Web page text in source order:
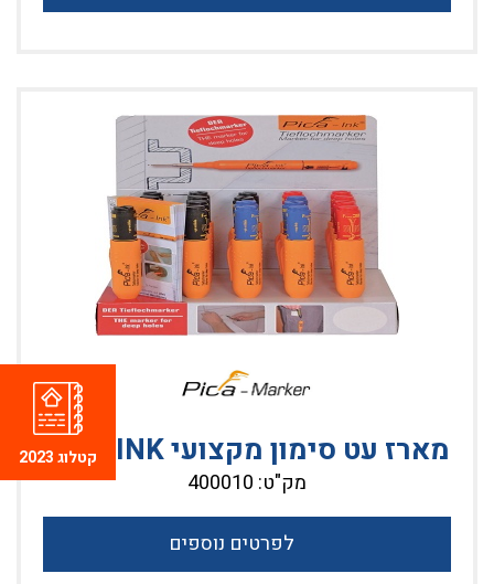
מארז עט סימון מקצועי PICA INK
מק"ט: 400010
לפרטים נוספים
קטלוג 2023